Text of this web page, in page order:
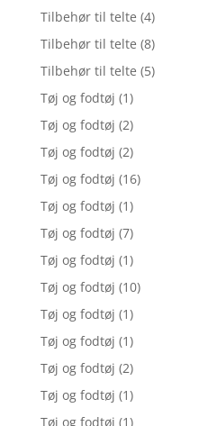
Tilbehør til telte (4)
Tilbehør til telte (8)
Tilbehør til telte (5)
Tøj og fodtøj (1)
Tøj og fodtøj (2)
Tøj og fodtøj (2)
Tøj og fodtøj (16)
Tøj og fodtøj (1)
Tøj og fodtøj (7)
Tøj og fodtøj (1)
Tøj og fodtøj (10)
Tøj og fodtøj (1)
Tøj og fodtøj (1)
Tøj og fodtøj (2)
Tøj og fodtøj (1)
Tøj og fodtøj (1)